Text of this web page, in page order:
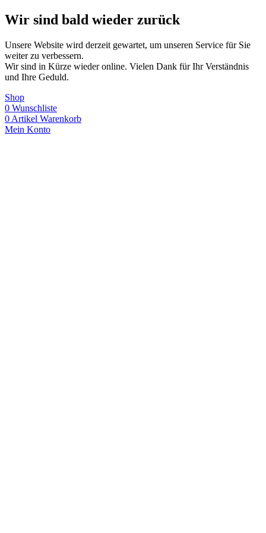
Wir sind bald wieder zurück
Unsere Website wird derzeit gewartet, um unseren Service für Sie
weiter zu verbessern.
Wir sind in Kürze wieder online. Vielen Dank für Ihr Verständnis
und Ihre Geduld.
Shop
0 Wunschliste
0 Artikel Warenkorb
Mein Konto